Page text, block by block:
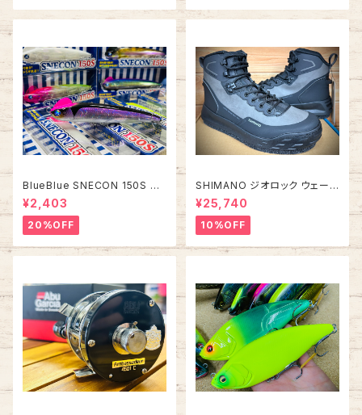
BlueBlue SNECON 150S ス
ネコン 150S
¥2,403
20%OFF
SHIMANO ジオロック ウェーデ
ィングシューズ カットピンフェル
ト FS-284Z【2026年オスス
メ！】
¥25,740
10%OFF